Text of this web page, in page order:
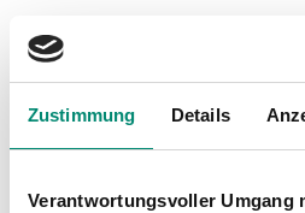
Zustimmung Details
Verantwortungsvoller Umgang
VORIGER NEWSEINTRAG